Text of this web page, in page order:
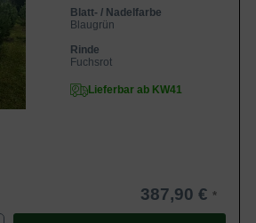
Blatt- / Nadelfarbe
Blaugrün
Rinde
Fuchsrot
Lieferbar ab KW41
387,90 €